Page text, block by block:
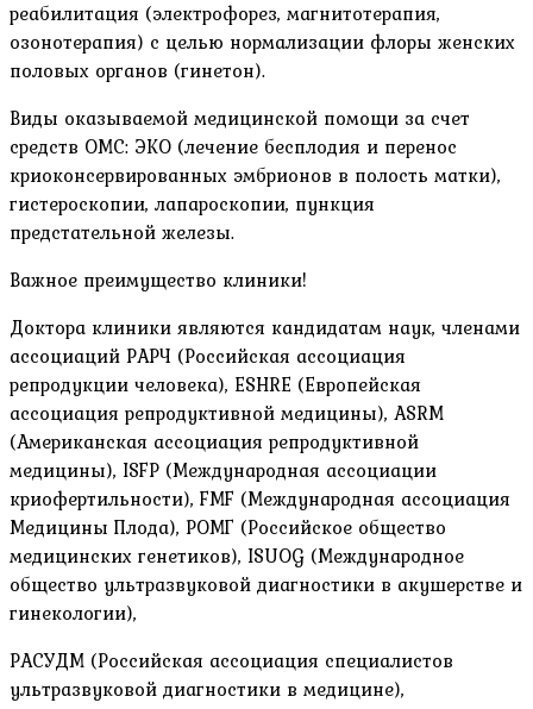
реабилитация (электрофорез, магнитотерапия,
озонотерапия) с целью нормализации флоры женских
половых органов (гинетон).
Виды оказываемой медицинской помощи за счет
средств ОМС: ЭКО (лечение бесплодия и перенос
криоконсервированных эмбрионов в полость матки),
гистероскопии, лапароскопии, пункция
предстательной железы.
Важное преимущество клиники!
Доктора клиники являются кандидатам наук, членами
ассоциаций РАРЧ (Российская ассоциация
репродукции человека), ESHRE (Европейская
ассоциация репродуктивной медицины), ASRM
(Американская ассоциация репродуктивной
медицины), ISFP (Международная ассоциации
криофертильности), FMF (Международная ассоциация
Медицины Плода), РОМГ (Российское общество
медицинских генетиков), ISUOG (Международное
общество ультразвуковой диагностики в акушерстве и
гинекологии),
РАСУДМ (Российская ассоциация специалистов
ультразвуковой диагностики в медицине),